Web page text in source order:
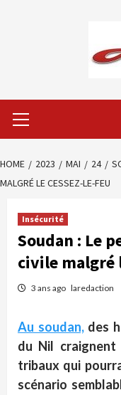
Menu
HOME 2023 MAI 24
MALGRÉ LE CESSEZ-LE-FEU
Insécurité
Soudan : Le
civile malgré
3 ans ago laredaction
Au soudan,des
du Nil craignent
tribaux qui
scénario